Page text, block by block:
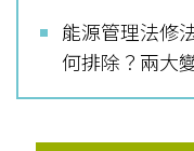
能源管理法修
何排除？兩大